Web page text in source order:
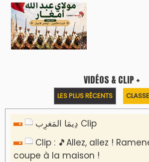
VIDÉOS & CLIP +
LES PLUS RÉCENTS
دِيمَا المَغرِب Clip
Clip : 🎵Allez, allez !
coupe à la maison !